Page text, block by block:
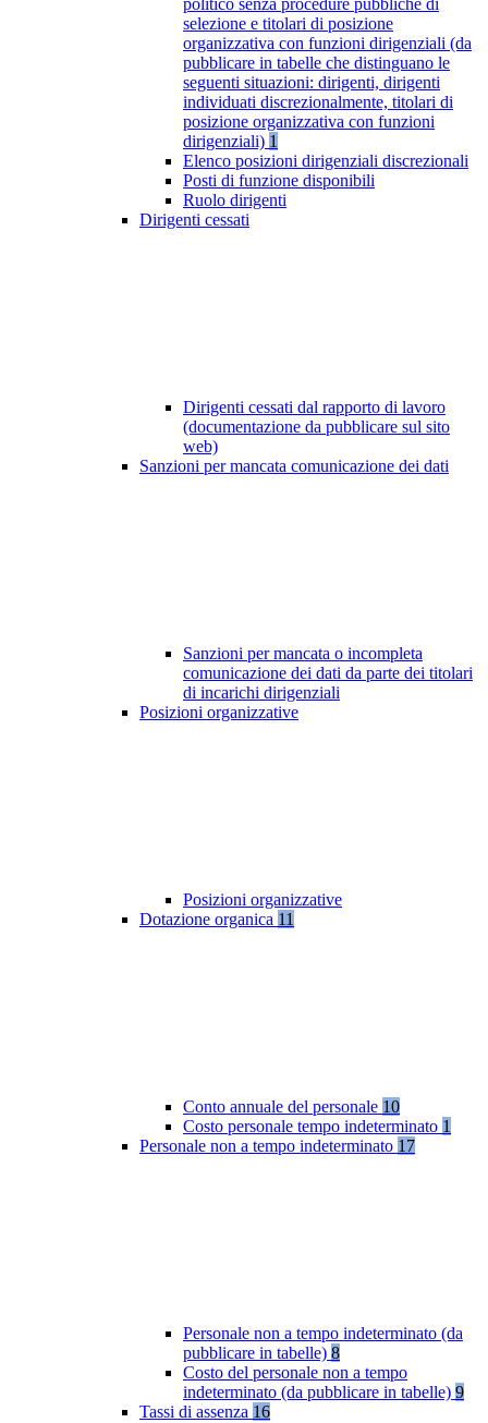
politico senza procedure pubbliche di
selezione e titolari di posizione
organizzativa con funzioni dirigenziali (da
pubblicare in tabelle che distinguano le
seguenti situazioni: dirigenti, dirigenti
individuati discrezionalmente, titolari di
posizione organizzativa con funzioni
dirigenziali) 1
Elenco posizioni dirigenziali discrezionali
Posti di funzione disponibili
Ruolo dirigenti
Dirigenti cessati
Dirigenti cessati dal rapporto di lavoro
(documentazione da pubblicare sul sito
web)
Sanzioni per mancata comunicazione dei dati
Sanzioni per mancata o incompleta
comunicazione dei dati da parte dei titolari
di incarichi dirigenziali
Posizioni organizzative
Posizioni organizzative
Dotazione organica 11
Conto annuale del personale 10
Costo personale tempo indeterminato 1
Personale non a tempo indeterminato 17
Personale non a tempo indeterminato (da
pubblicare in tabelle) 8
Costo del personale non a tempo
indeterminato (da pubblicare in tabelle) 9
Tassi di assenza 16